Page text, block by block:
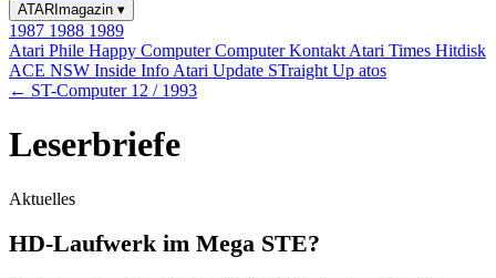
ATARImagazin ▾
1987 1988 1989
Atari Phile Happy ComputerComputer Kontakt Atari Times Hitdisk
ACE NSW Inside Info Atari Update STraight Up atos
← ST-Computer 12 / 1993
Leserbriefe
Aktuelles
HD-Laufwerk im Mega STE?